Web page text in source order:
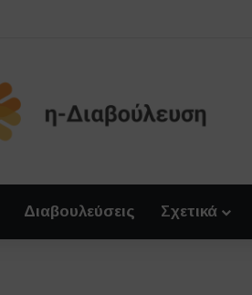
ΑρχικήΔιαβουλεύσεις Σχετικά